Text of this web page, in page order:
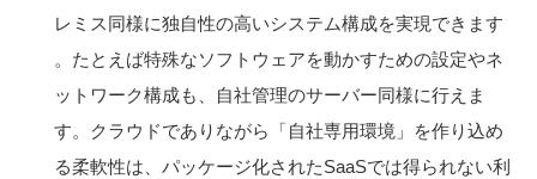
レミス同様に独自性の高いシステム構成を実現できます
。たとえば特殊なソフトウェアを動かすための設定やネ
ットワーク構成も、自社管理のサーバー同様に行えま
す。クラウドでありながら「自社専用環境」を作り込め
る柔軟性は、パッケージ化されたSaaSでは得られない利